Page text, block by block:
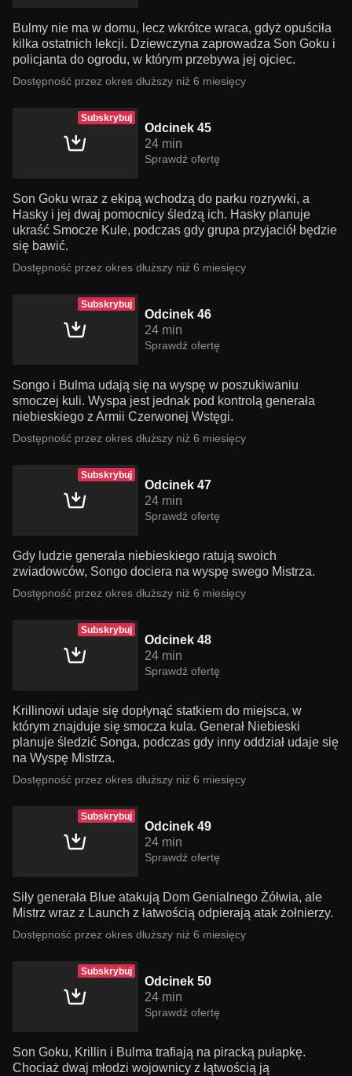
Bulmy nie ma w domu, lecz wkrótce wraca, gdyż opuściła
kilka ostatnich lekcji. Dziewczyna zaprowadza Son Goku i
policjanta do ogrodu, w którym przebywa jej ojciec.
Dostępność przez okres dłuższy niż 6 miesięcy
Subskrybuj
Odcinek 45
24 min
Sprawdź ofertę
Son Goku wraz z ekipą wchodzą do parku rozrywki, a
Hasky i jej dwaj pomocnicy śledzą ich. Hasky planuje
ukraść Smocze Kule, podczas gdy grupa przyjaciół będzie
się bawić.
Dostępność przez okres dłuższy niż 6 miesięcy
Subskrybuj
Odcinek 46
24 min
Sprawdź ofertę
Songo i Bulma udają się na wyspę w poszukiwaniu
smoczej kuli. Wyspa jest jednak pod kontrolą generała
niebieskiego z Armii Czerwonej Wstęgi.
Dostępność przez okres dłuższy niż 6 miesięcy
Subskrybuj
Odcinek 47
24 min
Sprawdź ofertę
Gdy ludzie generała niebieskiego ratują swoich
zwiadowców, Songo dociera na wyspę swego Mistrza.
Dostępność przez okres dłuższy niż 6 miesięcy
Subskrybuj
Odcinek 48
24 min
Sprawdź ofertę
Krillinowi udaje się dopłynąć statkiem do miejsca, w
którym znajduje się smocza kula. Generał Niebieski
planuje śledzić Songa, podczas gdy inny oddział udaje się
na Wyspę Mistrza.
Dostępność przez okres dłuższy niż 6 miesięcy
Subskrybuj
Odcinek 49
24 min
Sprawdź ofertę
Siły generała Blue atakują Dom Genialnego Żółwia, ale
Mistrz wraz z Launch z łatwością odpierają atak żołnierzy.
Dostępność przez okres dłuższy niż 6 miesięcy
Subskrybuj
Odcinek 50
24 min
Sprawdź ofertę
Son Goku, Krillin i Bulma trafiają na piracką pułapkę.
Chociaż dwaj młodzi wojownicy z łątwością ją